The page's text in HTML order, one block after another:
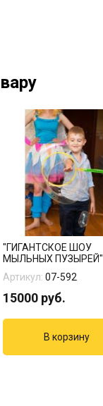
"ГИГАНТСКОЕ ШОУ
МЫЛЬНЫХ ПУЗЫРЕЙ"
Артикул: 07-592
15000 руб.